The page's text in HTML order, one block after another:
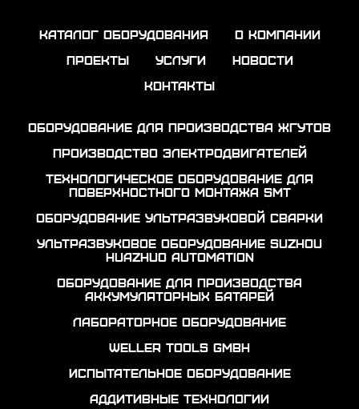
каталог оборудования
о компании
проекты
услуги
новости
контакты
Оборудование для производства жгутов
Производство электродвигателей
Технологическое оборудование для
поверхностного монтажа SMT
Оборудование ультразвуковой сварки
Ультразвуковое оборудование Suzhou
Huazhuo automation
Оборудование для производства
аккумуляторных батарей
Лабораторное оборудование
Weller Tools GmbH
Испытательное оборудование
Аддитивные технологии